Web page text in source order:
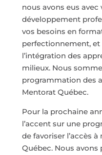
nous avons eus avec
développement
vos besoins en
perfectionnement, et
l’intégration des
milieux. Nous
programmation des
Mentorat Québec.
Pour la prochaine
l’accent sur une
de favoriser l’accès
Québec. Nous avons